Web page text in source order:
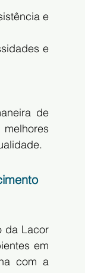
e
e
de
da Lacor
em
com a